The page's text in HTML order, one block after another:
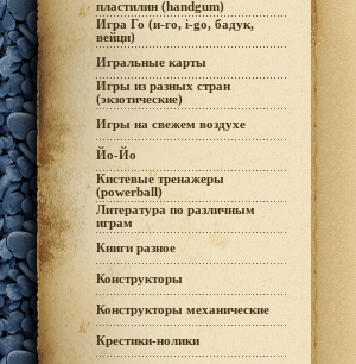
пластилин (handgum)
Игра Го (и-го, i-go, бадук,
вейци)
Игральные карты
Игры из разных стран
(экзотические)
Игры на свежем воздухе
Йо-Йо
Кистевые тренажеры
(powerball)
Литература по различным
играм
Книги разное
Конструкторы
Конструкторы механические
Крестики-нолики